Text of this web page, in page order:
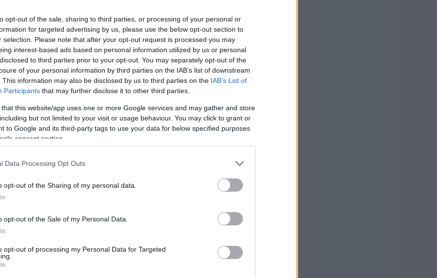
opt-out of the sale, sharing to third parties, or processing of your personal or
for targeted advertising by us, please use the below opt-out section to
selection. Please note that after your opt-out request is processed you may
interest-based ads based on personal information utilized by us or personal
to third parties prior to your opt-out. You may separately opt-out of the
of your personal information by third parties on the IAB’s list of downstream
This information may also be disclosed by us to third parties on the IAB’s List of
Participants that may further disclose it to other third parties.
that this website/app uses one or more Google services and may gather and store
but not limited to your visit or usage behaviour. You may click to grant or
to Google and its third-party tags to use your data for below specified purposes
consent section.
Data Processing Opt Outs
opt-out of the Sharing of my personal data.
opt-out of the Sale of my Personal Data.
opt-out of processing my Personal Data for Targeted
un semplice luogo possa trasformarsi in un
eventi che spaziano dai rifugi nei parchi a
con una propria atmosfera che